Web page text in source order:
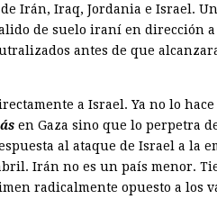
Irán, Iraq, Jordania e Israel.
de suelo iraní en dirección a
antes de que
a Israel. Ya no lo hace
en Gaza sino que lo perpetra
al ataque de Israel a la
Irán no es un país menor.
radicalmente opuesto a los